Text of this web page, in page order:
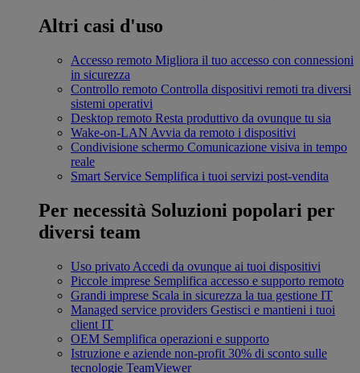
Altri casi d'uso
Accesso remoto Migliora il tuo accesso con connessioni
in sicurezza
Controllo remoto Controlla dispositivi remoti tra diversi
sistemi operativi
Desktop remoto Resta produttivo da ovunque tu sia
Wake-on-LAN Avvia da remoto i dispositivi
Condivisione schermo Comunicazione visiva in tempo
reale
Smart Service Semplifica i tuoi servizi post-vendita
Per necessità Soluzioni popolari per
diversi team
Uso privato Accedi da ovunque ai tuoi dispositivi
Piccole imprese Semplifica accesso e supporto remoto
Grandi imprese Scala in sicurezza la tua gestione IT
Managed service providers Gestisci e mantieni i tuoi
client IT
OEM Semplifica operazioni e supporto
Istruzione e aziende non-profit 30% di sconto sulle
tecnologie TeamViewer